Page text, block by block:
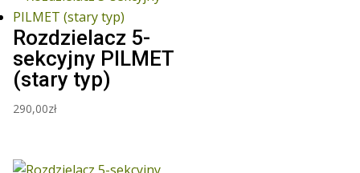
Rozdzielacz 5-
sekcyjny PILMET
(stary typ)
290,00zł